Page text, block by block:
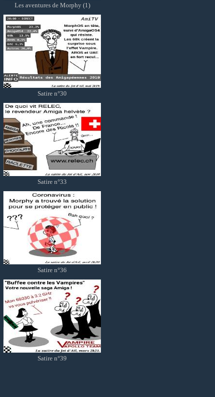
Les aventures de Morphy (1)
Satire n°30
Satire n°33
Satire n°36
Satire n°39